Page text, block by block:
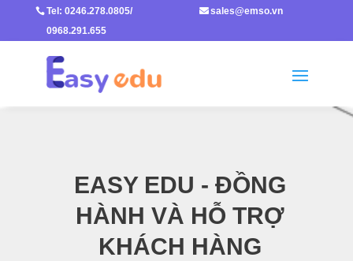
Tel: 0246.278.0805/
0968.291.655
sales@emso.vn
EASY EDU - ĐỒNG
HÀNH VÀ HỖ TRỢ
KHÁCH HÀNG